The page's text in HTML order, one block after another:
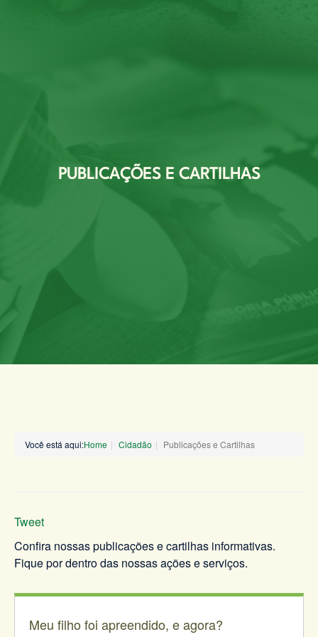
PUBLICAÇÕES E CARTILHAS
Você está aqui:Home Cidadão Publicações e Cartilhas
Tweet
Confira nossas publicações e cartilhas informativas.
Fique por dentro das nossas ações e serviços.
Meu filho foi apreendido, e agora?